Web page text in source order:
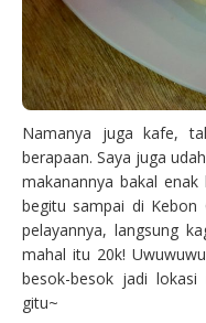
Namanya juga kafe,
berapaan. Saya juga
makanannya bakal
begitu sampai di
pelayannya, langsung
mahal itu 20k!
besok-besok jadi
gitu~